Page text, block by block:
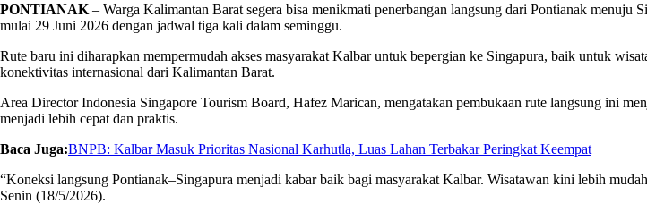
PONTIANAK – Warga Kalimantan Barat segera bisa menikmati penerbangan langsung dari Pontianak menuju
mulai 29 Juni 2026 dengan jadwal tiga kali dalam seminggu.
Rute baru ini diharapkan mempermudah akses masyarakat Kalbar untuk bepergian ke Singapura, baik untuk
konektivitas internasional dari Kalimantan Barat.
Area Director Indonesia Singapore Tourism Board, Hafez Marican, mengatakan pembukaan rute langsung ini
menjadi lebih cepat dan praktis.
Baca Juga:BNPB: Kalbar Masuk Prioritas Nasional Karhutla, Luas Lahan Terbakar Peringkat Keempat
“Koneksi langsung Pontianak–Singapura menjadi kabar baik bagi masyarakat Kalbar. Wisatawan kini lebih
Senin (18/5/2026).